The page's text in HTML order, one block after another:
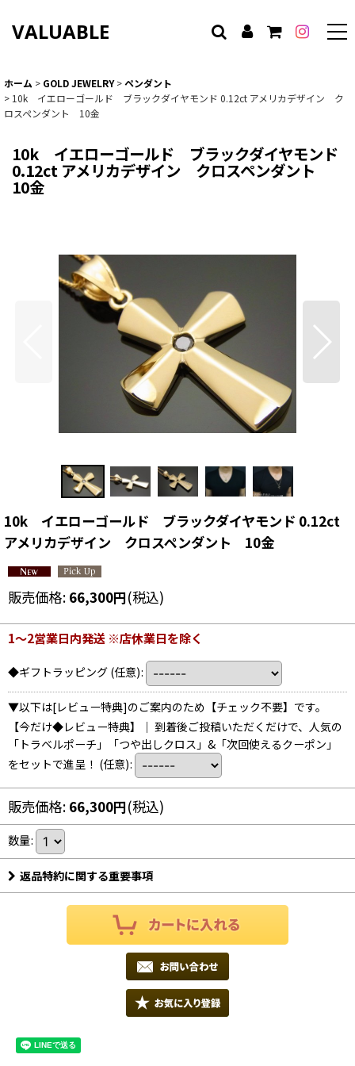
VALUABLE
ホーム > GOLD JEWELRY >ペンダント
> 10k イエローゴールド ブラックダイヤモンド 0.12ct アメリカデザイン ク
ロスペンダント 10金
10k イエローゴールド ブラックダイヤモンド
0.12ct アメリカデザイン クロスペンダント
10金
10k イエローゴールド ブラックダイヤモンド 0.12ct
アメリカデザイン クロスペンダント 10金
販売価格: 66,300円(税込)
1〜2営業日内発送 ※店休業日を除く
◆ギフトラッピング (任意):
▼以下は[レビュー特典]のご案内のため【チェック不要】です。
【今だけ◆レビュー特典】｜ 到着後ご投稿いただくだけで、人気の
「トラベルポーチ」「つや出しクロス」&「次回使えるクーポン」
をセットで進呈！ (任意):
販売価格: 66,300円(税込)
数量:
返品特約に関する重要事項